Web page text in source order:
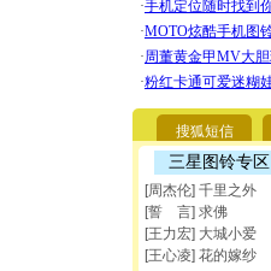
搜狐短信
三星图铃专区
[周杰伦] 千里之外
[誓 言] 求佛
[王力宏] 大城小爱
[王心凌] 花的嫁纱